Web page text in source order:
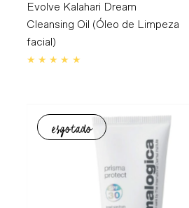
Evolve Kalahari Dream
Cleansing Oil (Óleo de Limpeza
facial)
esgotado